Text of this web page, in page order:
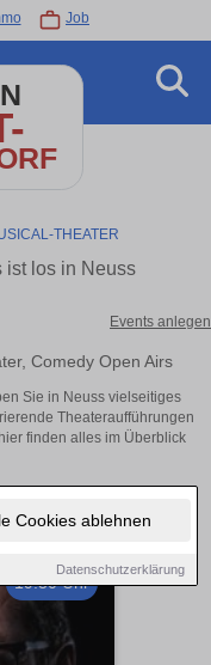
Cookies ablehnen
Datenschutzerklärung
Job
THEATER
ist los in Neuss
Events anlegen
Comedy Open Airs
Sie in Neuss vielseitiges
Theateraufführungen
finden alles im Überblick
19:30 Uhr